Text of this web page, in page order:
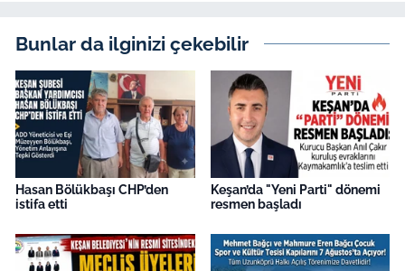
Bunlar da ilginizi çekebilir
Hasan Bölükbaşı CHP’den
istifa etti
Keşan’da "Yeni Parti" dönemi
resmen başladı